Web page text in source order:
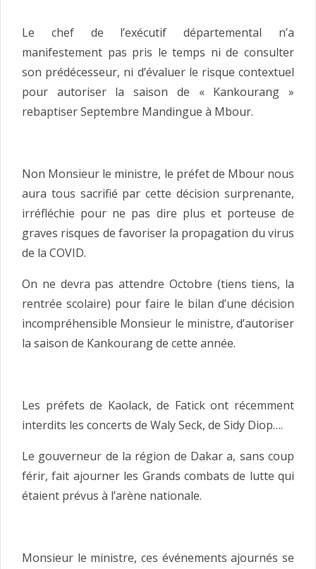
Le chef de l’exécutif départemental n’a
manifestement pas pris le temps ni de consulter
son prédécesseur, ni d’évaluer le risque contextuel
pour autoriser la saison de « Kankourang »
rebaptiser Septembre Mandingue à Mbour.
Non Monsieur le ministre, le préfet de Mbour nous
aura tous sacrifié par cette décision surprenante,
irréfléchie pour ne pas dire plus et porteuse de
graves risques de favoriser la propagation du virus
de la COVID.
On ne devra pas attendre Octobre (tiens tiens, la
rentrée scolaire) pour faire le bilan d’une décision
incompréhensible Monsieur le ministre, d’autoriser
la saison de Kankourang de cette année.
Les préfets de Kaolack, de Fatick ont récemment
interdits les concerts de Waly Seck, de Sidy Diop….
Le gouverneur de la région de Dakar a, sans coup
férir, fait ajourner les Grands combats de lutte qui
étaient prévus à l’arène nationale.
Monsieur le ministre, ces événements ajournés se